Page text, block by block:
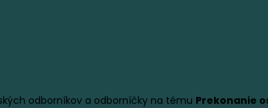
odborníkov a odborníčky na tému Prekonanie